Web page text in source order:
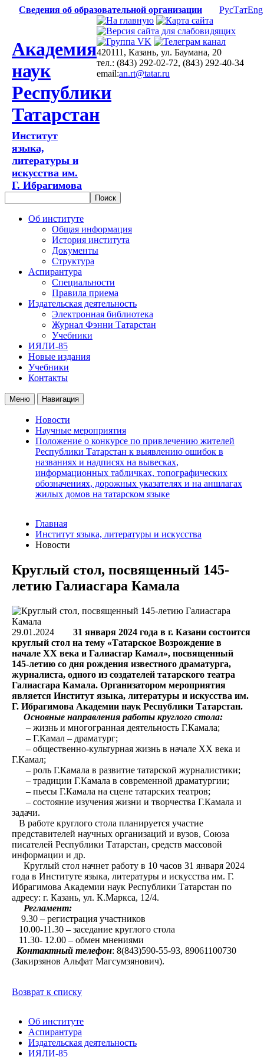
Сведения об образовательной организации РусТатEng
Академия
наук
Республики
Татарстан
Институт
языка,
литературы и
искусства им.
Г. Ибрагимова
420111, Казань, ул. Баумана, 20
тел.: (843) 292-02-72, (843) 292-40-34
email:an.rt@tatar.ru
Об институте
Общая информация
История института
Документы
Структура
Аспирантура
Специальности
Правила приема
Издательская деятельность
Электронная библиотека
Журнал Фэнни Татарстан
Учебники
ИЯЛИ-85
Новые издания
Учебники
Контакты
Меню Навигация
Новости
Научные мероприятия
Положение о конкурсе по привлечению жителей
Республики Татарстан к выявлению ошибок в
названиях и надписях на вывесках,
информационных табличках, топографических
обозначениях, дорожных указателях и на аншлагах
жилых домов на татарском языке
Главная
Институт языка, литературы и искусства
Новости
Круглый стол, посвященный 145-
летию Галиасгара Камала
29.01.2024
31 января 2024 года в г. Казани состоится
круглый стол на тему «Татарское Возрождение в
начале ХХ века и Галиасгар Камал», посвященный
145-летию со дня рождения известного драматурга,
журналиста, одного из создателей татарского театра
Галиасгара Камала. Организатором мероприятия
является Институт языка, литературы и искусства им.
Г. Ибрагимова Академии наук Республики Татарстан.
Основные направления работы круглого стола:
– жизнь и многогранная деятельность Г.Камала;
– Г.Камал – драматург;
– общественно-культурная жизнь в начале ХХ века и
Г.Камал;
– роль Г.Камала в развитие татарской журналистики;
– традиции Г.Камала в современной драматургии;
– пьесы Г.Камала на сцене татарских театров;
– состояние изучения жизни и творчества Г.Камала и
задачи.
В работе круглого стола планируется участие
представителей научных организаций и вузов, Союза
писателей Республики Татарстан, средств массовой
информации и др.
Круглый стол начнет работу в 10 часов 31 января 2024
года в Институте языка, литературы и искусства им. Г.
Ибрагимова Академии наук Республики Татарстан по
адресу: г. Казань, ул. К.Маркса, 12/4.
Регламент:
9.30 – регистрация участников
10.00-11.30 – заседание круглого стола
11.30- 12.00 – обмен мнениями
Контактный телефон: 8(843)590-55-93, 89061100730
(Закирзянов Альфат Магсумзянович).
Возврат к списку
Об институте
Аспирантура
Издательская деятельность
ИЯЛИ-85